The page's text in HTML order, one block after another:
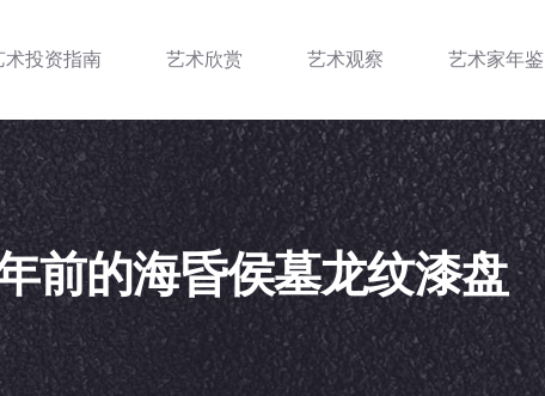
术投资指南 艺术欣赏 艺术观察 艺术家年鉴
前的海昏侯墓龙纹漆盘